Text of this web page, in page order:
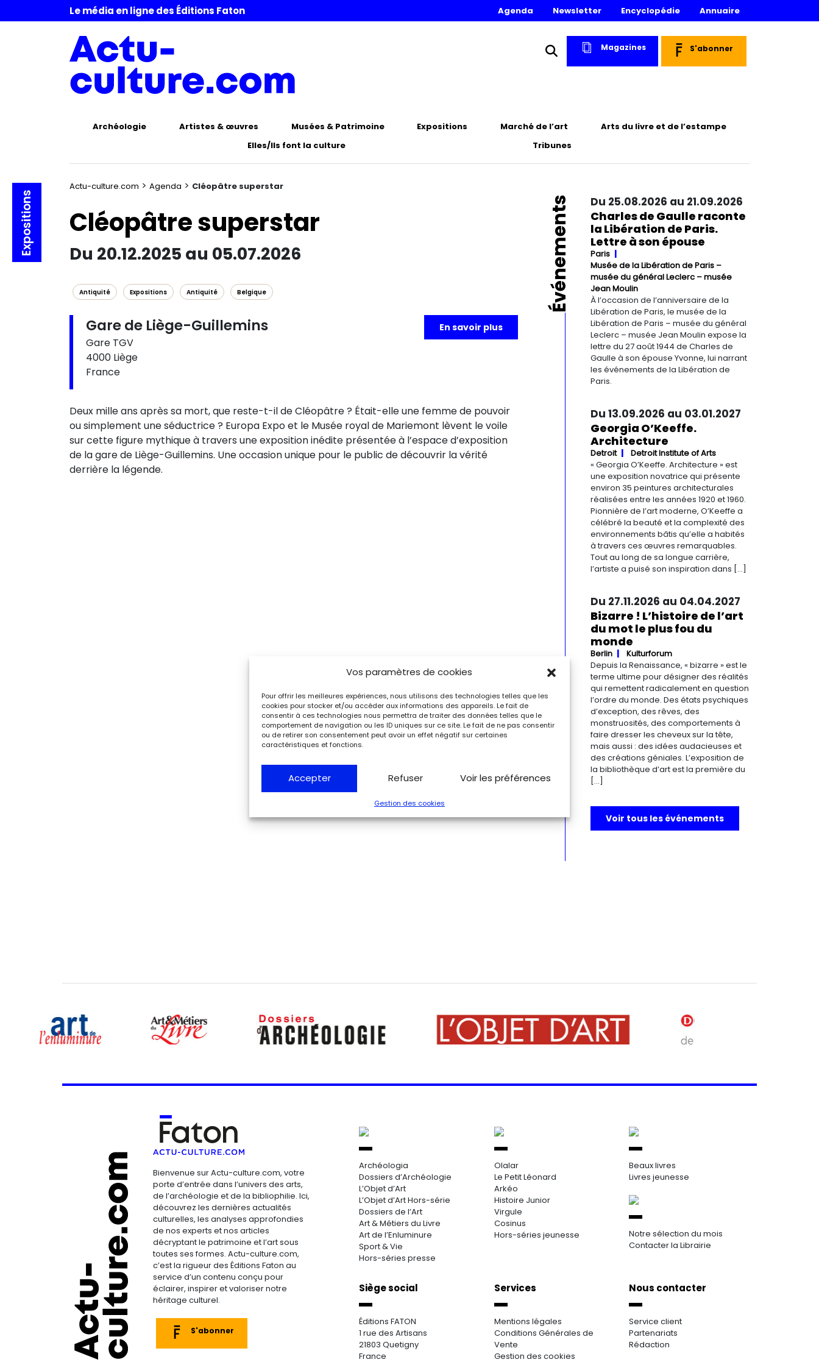
Vos paramètres de cookies
Pour offrir les meilleures expériences, nous utilisons des technologies telles que les
cookies pour stocker et/ou accéder aux informations des appareils. Le fait de
consentir à ces technologies nous permettra de traiter des données telles que le
comportement de navigation ou les ID uniques sur ce site. Le fait de ne pas consentir
ou de retirer son consentement peut avoir un effet négatif sur certaines
caractéristiques et fonctions.
Accepter Refuser Voir les préférences
Gestion des cookies
Le média en ligne des Éditions Faton Agenda Newsletter Encyclopédie Annuaire
Magazines S'abonner
Archéologie Artistes & œuvres Musées & Patrimoine Expositions Marché de l’art
Arts du livre et de l’estampe
Elles/Ils font la culture
Tribunes
Actu-culture.com > Agenda > Cléopâtre superstar
Expositions Cléopâtre superstar
Du 20.12.2025 au 05.07.2026
Antiquité Expositions Antiquité Belgique
Gare de Liège-Guillemins
Gare TGV
4000 Liège
France
En savoir plus
Deux mille ans après sa mort, que reste-t-il de Cléopâtre ? Était-elle une femme de pouvoir
ou simplement une séductrice ? Europa Expo et le Musée royal de Mariemont lèvent le voile
sur cette figure mythique à travers une exposition inédite présentée à l’espace d’exposition
de la gare de Liège-Guillemins. Une occasion unique pour le public de découvrir la vérité
derrière la légende.
Événements Du 25.08.2026 au 21.09.2026
Charles de Gaulle raconte
la Libération de Paris.
Lettre à son épouse
Paris
Musée de la Libération de Paris –
musée du général Leclerc – musée
Jean Moulin
À l’occasion de l’anniversaire de la
Libération de Paris, le musée de la
Libération de Paris – musée du général
Leclerc – musée Jean Moulin expose la
lettre du 27 août 1944 de Charles de
Gaulle à son épouse Yvonne, lui narrant
les événements de la Libération de
Paris.
Du 13.09.2026 au 03.01.2027
Georgia O’Keeffe.
Architecture
Detroit
Detroit Institute of Arts
« Georgia O’Keeffe. Architecture » est
une exposition novatrice qui présente
environ 35 peintures architecturales
réalisées entre les années 1920 et 1960.
Pionnière de l’art moderne, O’Keeffe a
célébré la beauté et la complexité des
environnements bâtis qu’elle a habités
à travers ces œuvres remarquables.
Tout au long de sa longue carrière,
l’artiste a puisé son inspiration dans […]
Du 27.11.2026 au 04.04.2027
Bizarre ! L’histoire de l’art
du mot le plus fou du
monde
Berlin
Kulturforum
Depuis la Renaissance, « bizarre » est le
terme ultime pour désigner des réalités
qui remettent radicalement en question
l’ordre du monde. Des états psychiques
d’exception, des rêves, des
monstruosités, des comportements à
faire dresser les cheveux sur la tête,
mais aussi : des idées audacieuses et
des créations géniales. L’exposition de
la bibliothèque d’art est la première du
[…]
Voir tous les événements
Bienvenue sur Actu-culture.com, votre
porte d’entrée dans l’univers des arts,
de l’archéologie et de la bibliophilie. Ici,
découvrez les dernières actualités
culturelles, les analyses approfondies
de nos experts et nos articles
décryptant le patrimoine et l’art sous
toutes ses formes. Actu-culture.com,
c’est la rigueur des Éditions Faton au
service d’un contenu conçu pour
éclairer, inspirer et valoriser notre
héritage culturel.
S'abonner
Archéologia
Dossiers d’Archéologie
L’Objet d’Art
L’Objet d’Art Hors-série
Dossiers de l’Art
Art & Métiers du Livre
Art de l’Enluminure
Sport & Vie
Hors-séries presse
Olalar
Le Petit Léonard
Arkéo
Histoire Junior
Virgule
Cosinus
Hors-séries jeunesse
Beaux livres
Livres jeunesse
Notre sélection du mois
Contacter la Librairie
Siège social
Éditions FATON
1 rue des Artisans
21803 Quetigny
France
Services
Mentions légales
Conditions Générales de
Vente
Gestion des cookies
Nous contacter
Service client
Partenariats
Rédaction